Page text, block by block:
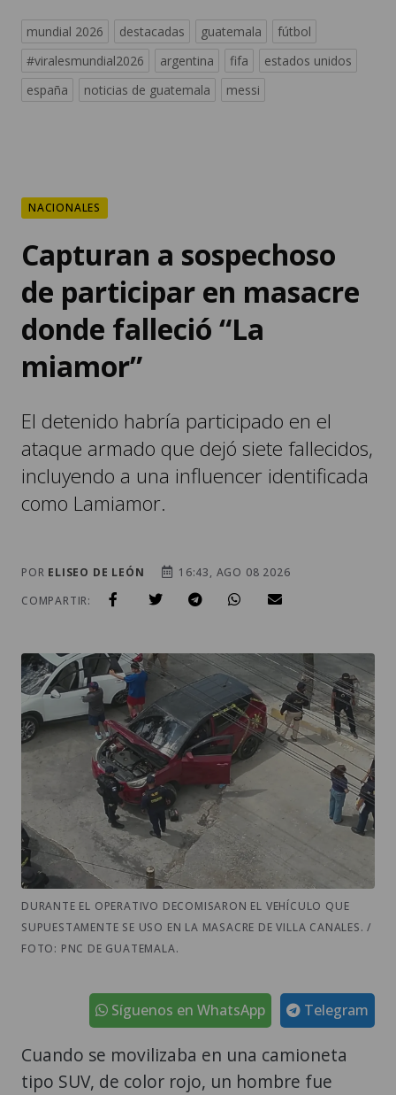
mundial 2026 destacadas guatemala
fútbol
#viralesmundial2026
argentina fifa
estados unidos
españa
noticias de guatemala messi
NACIONALES
Capturan a sospechoso
de participar en masacre
donde falleció “La
miamor”
El detenido habría participado en el
ataque armado que dejó siete fallecidos,
incluyendo a una influencer identificada
como Lamiamor.
POR ELISEO DE LEÓN
16:43, AGO 08 2026
COMPARTIR:
DURANTE EL OPERATIVO DECOMISARON EL VEHÍCULO QUE
SUPUESTAMENTE SE USO EN LA MASACRE DE VILLA CANALES. /
FOTO: PNC DE GUATEMALA.
Telegram
Síguenos en WhatsApp
Cuando se movilizaba en una camioneta
tipo SUV, de color rojo, un hombre fue